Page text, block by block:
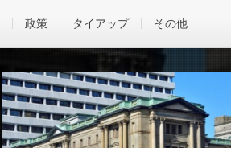
政策 タイアップ その他